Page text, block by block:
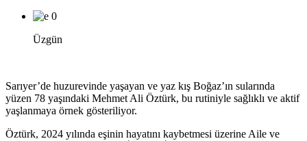
0
Üzgün
Sarıyer’de huzurevinde yaşayan ve yaz kış Boğaz’ın sularında
yüzen 78 yaşındaki Mehmet Ali Öztürk, bu rutiniyle sağlıklı ve aktif
yaşlanmaya örnek gösteriliyor.
Öztürk, 2024 yılında eşinin hayatını kaybetmesi üzerine Aile ve